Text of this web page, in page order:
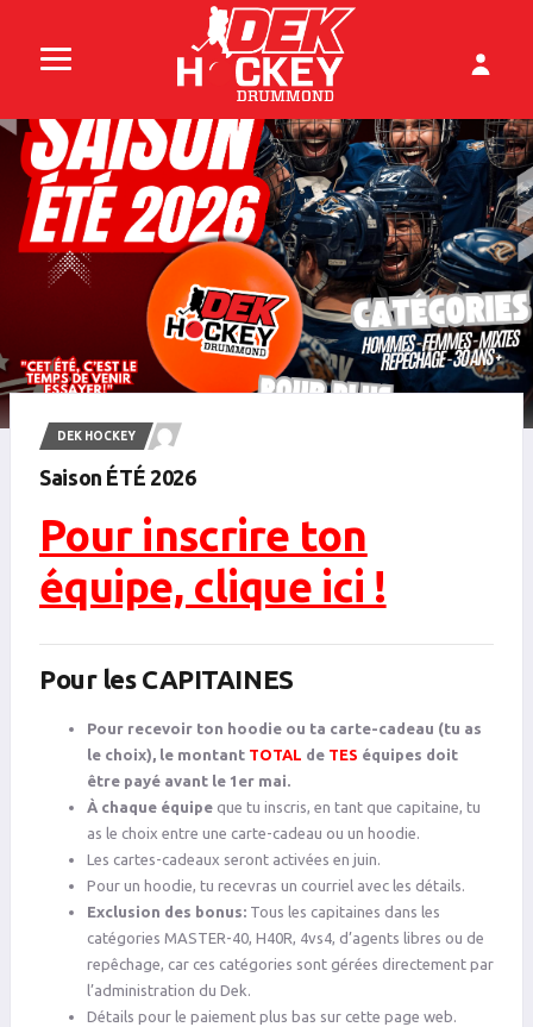
DEK HOCKEY
Saison ÉTÉ 2026
Pour inscrire ton
équipe, clique ici !
Pour les CAPITAINES
Pour recevoir ton hoodie ou ta carte-cadeau (tu as
le choix), le montant TOTAL de TES équipes doit
être payé avant le 1er mai.
À chaque équipe que tu inscris, en tant que capitaine, tu
as le choix entre une carte-cadeau ou un hoodie.
Les cartes-cadeaux seront activées en juin.
Pour un hoodie, tu recevras un courriel avec les détails.
Exclusion des bonus: Tous les capitaines dans les
catégories MASTER-40, H40R, 4vs4, d’agents libres ou de
repêchage, car ces catégories sont gérées directement par
l’administration du Dek.
Détails pour le paiement plus bas sur cette page web.